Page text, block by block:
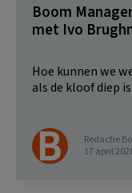
Boom
met Ivo
Hoe kunnen we
als de kloof diep
Redactie
17 april